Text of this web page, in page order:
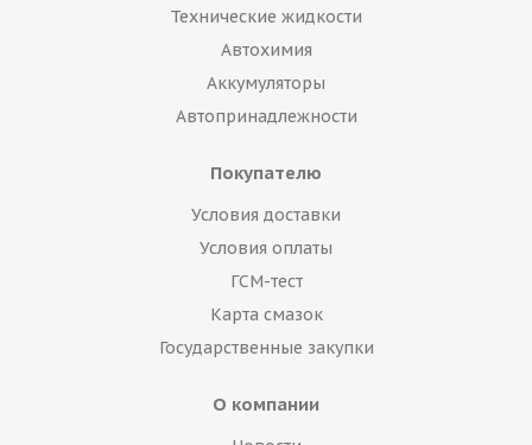
Технические жидкости
Автохимия
Аккумуляторы
Автопринадлежности
Покупателю
Условия доставки
Условия оплаты
ГСМ-тест
Карта смазок
Государственные закупки
О компании